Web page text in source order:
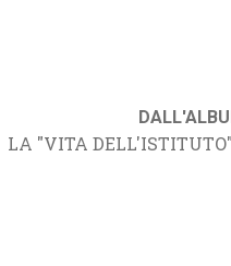
LA "VITA